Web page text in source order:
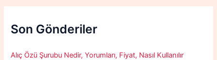
c
f
o
:
Son Gönderiler
Alıç Özü Şurubu Nedir, Yorumları, Fiyat, Nasıl Kullanılır